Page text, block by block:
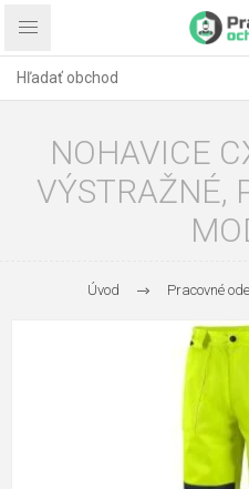
NOHAVICE
VÝSTRAŽNÉ,
Úvod Pracovné